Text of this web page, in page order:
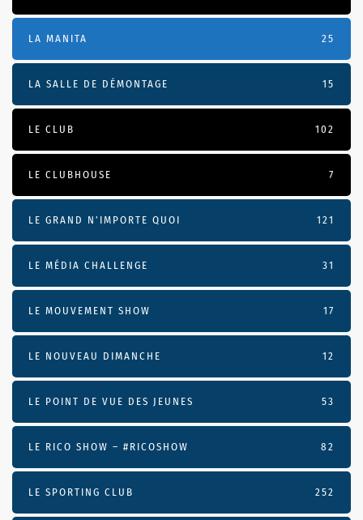
LA MANITA 25
LA SALLE DE DÉMONTAGE 15
LE CLUB 102
LE CLUBHOUSE 7
LE GRAND N’IMPORTE QUOI 121
LE MÉDIA CHALLENGE 31
LE MOUVEMENT SHOW 17
LE NOUVEAU DIMANCHE 12
LE POINT DE VUE DES JEUNES 53
LE RICO SHOW – #RICOSHOW 82
LE SPORTING CLUB 252